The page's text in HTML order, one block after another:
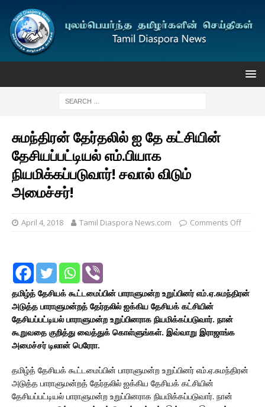
சுமந்திரன் தேர்தலில் ஐ தே கட்சியின்
தேசியப்பட்டியல் எம்.பியாக
நியமிக்கப்படுவார்! சவால் விடும்
அமைச்சர்!
April 4, 2018 Tamil Diaspora News.com Comments Off
தமிழ்த் தேசியக் கூட்டமைப்பின் பாராளுமன்ற உறுப்பினர் எம்.ஏ.சுமந்திரன்
அடுத்த பாராளுமன்றத் தேர்தலில் ஐக்கிய தேசியக் கட்சியின்
தேசியப்பட்டியல் பாராளுமன்ற உறுப்பினராக நியமிக்கப்படுவார். நான்
கூறுவதை குறித்து வைத்துக் கொள்ளுங்கள். இவ்வாறு இராஜாங்க
அமைச்சர் டிலான் பெரேரா.
தமிழ்த் தேசியக் கூட்டமைப்பின் பாராளுமன்ற உறுப்பினர் எம்.ஏ.சுமந்திரன்
அடுத்த பாராளுமன்றத் தேர்தலில் ஐக்கிய தேசியக் கட்சியின்
தேசியப்பட்டியல் பாராளுமன்ற உறுப்பினராக நியமிக்கப்படுவார். நான்